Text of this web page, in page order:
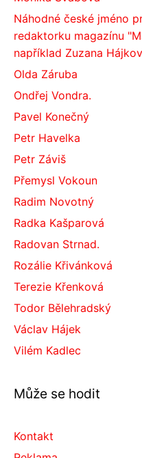
Náhodné české jméno
redaktorku magazínu
například Zuzana
Olda Záruba
Ondřej Vondra.
Pavel Konečný
Petr Havelka
Petr Záviš
Přemysl Vokoun
Radim Novotný
Radka Kašparová
Radovan Strnad.
Rozálie Křivánková
Terezie Křenková
Todor Bělehradský
Václav Hájek
Vilém Kadlec
Může se hodit
Kontakt